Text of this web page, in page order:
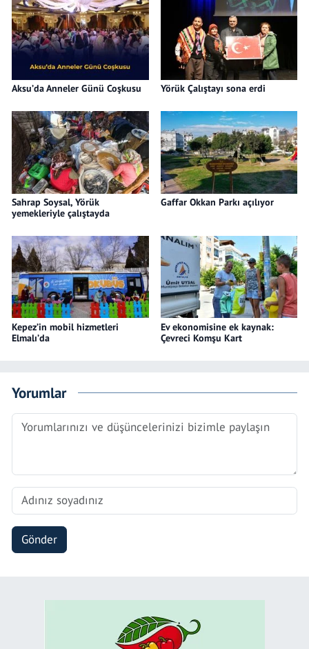
Aksu’da Anneler Günü Coşkusu Yörük Çalıştayı sona erdi
Sahrap Soysal, Yörük
yemekleriyle çalıştayda
Gaffar Okkan Parkı açılıyor
Kepez’in mobil hizmetleri
Elmalı’da
Ev ekonomisine ek kaynak:
Çevreci Komşu Kart
Yorumlar
Gönder